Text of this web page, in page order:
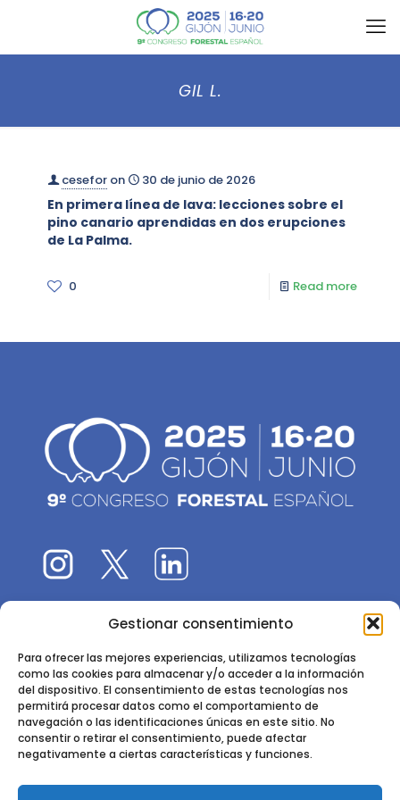
Gestionar consentimiento
Para ofrecer las mejores experiencias, utilizamos tecnologías
como las cookies para almacenar y/o acceder a la información
del dispositivo. El consentimiento de estas tecnologías nos
permitirá procesar datos como el comportamiento de
navegación o las identificaciones únicas en este sitio. No
consentir o retirar el consentimiento, puede afectar
negativamente a ciertas características y funciones.
GIL L.
cesefor on 30 de junio de 2026
En primera línea de lava: lecciones sobre el
pino canario aprendidas en dos erupciones
de La Palma.
0 Read more
El 9CFE es una actividad promovida por laSociedad
Instituto de Ciencias Forestales, INIA-CSIC
Ctra. de la Coruña km 7,5 - 28040 Madrid